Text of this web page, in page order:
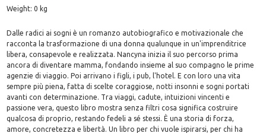
Weight: 0 kg
Dalle radici ai sogni è un romanzo autobiografico e motivazionale che
racconta la trasformazione di una donna qualunque in un'imprenditrice
libera, consapevole e realizzata. Nancyna inizia il suo percorso prima
ancora di diventare mamma, fondando insieme al suo compagno le prime
agenzie di viaggio. Poi arrivano i figli, i pub, l'hotel. E con loro una vita
sempre più piena, fatta di scelte coraggiose, notti insonni e sogni portati
avanti con determinazione. Tra viaggi, cadute, intuizioni vincenti e
passione vera, questo libro mostra senza filtri cosa significa costruire
qualcosa di proprio, restando fedeli a sé stessi. È una storia di forza,
amore, concretezza e libertà. Un libro per chi vuole ispirarsi, per chi ha